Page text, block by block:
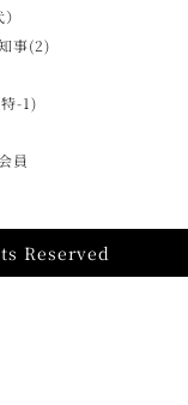
事(2)
-1)
員
Reserved